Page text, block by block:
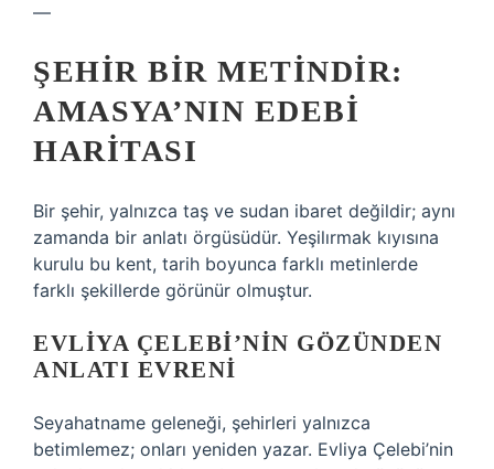
—
ŞEHIR BIR METINDIR:
AMASYA’NIN EDEBI
HARITASI
Bir şehir, yalnızca taş ve sudan ibaret değildir; aynı
zamanda bir anlatı örgüsüdür. Yeşilırmak kıyısına
kurulu bu kent, tarih boyunca farklı metinlerde
farklı şekillerde görünür olmuştur.
EVLIYA ÇELEBI’NIN GÖZÜNDEN
ANLATI EVRENI
Seyahatname geleneği, şehirleri yalnızca
betimlemez; onları yeniden yazar. Evliya Çelebi’nin